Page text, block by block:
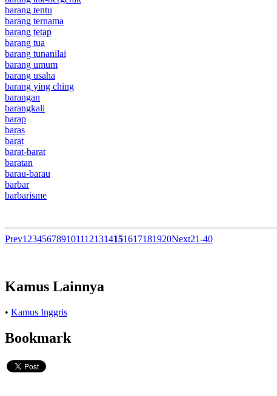
barang tentu
barang ternama
barang tetap
barang tua
barang tunanilai
barang umum
barang usaha
barang ying ching
barangan
barangkali
barap
baras
barat
barat-barat
baratan
barau-barau
barbar
barbarisme
Prev1 234567891011121314151617181920Next21-40
Kamus Lainnya
• Kamus Inggris
Bookmark